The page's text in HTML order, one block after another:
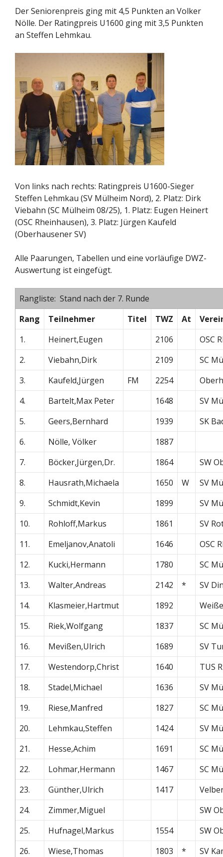
Der Seniorenpreis ging mit 4,5 Punkten an Volker
Nölle. Der Ratingpreis U1600 ging mit 3,5 Punkten
an Steffen Lehmkau.
Von links nach rechts: Ratingpreis U1600-Sieger
Steffen Lehmkau (SV Mülheim Nord), 2. Platz: Dirk
Viebahn (SC Mülheim 08/25), 1. Platz: Eugen Heinert
(OSC Rheinhausen), 3. Platz: Jürgen Kaufeld
(Oberhausener SV)
Alle Paarungen, Tabellen und eine vorläufige DWZ-
Auswertung ist eingefügt.
Rangliste: Stand nach der 7. Runde
Rang
Teilnehmer Titel TWZ At
1.
Heinert,Eugen 2106
OSC
2.
Viebahn,Dirk 2109
SC
3.
Kaufeld,Jürgen FM 2254
4.
Bartelt,Max Peter 1648
SV
5.
Geers,Bernhard 1939
SK
6.
Nölle, Völker
1887
7.
Böcker,Jürgen,Dr. 1864
SW
8.
Hausrath,Michaela 1650 W
SV
9.
Schmidt,Kevin 1899
SV
10.
Rohloff,Markus 1861
SV
11.
Emeljanov,Anatoli 1646
OSC
12.
Kucki,Hermann 1780
SC
13.
Walter,Andreas 2142 *
SV
14.
Klasmeier,Hartmut 1892
15.
Riek,Wolfgang 1837
SC
16.
Mevißen,Ulrich 1689
SV
17.
Westendorp,Christ 1640
TUS
18.
Stadel,Michael 1636
SV
19.
Riese,Manfred 1827
SC
20.
Lehmkau,Steffen 1424
SV
21.
Hesse,Achim 1691
SC
22.
Lohmar,Hermann 1467
SC
23.
Günther,Ulrich 1417
24.
Zimmer,Miguel
SW
25.
Hufnagel,Markus 1554
SW
26.
Wiese,Thomas 1803 *
SV